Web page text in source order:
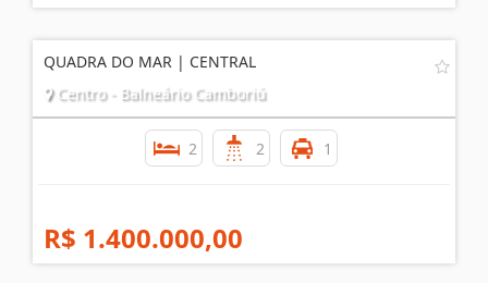
QUADRA DO MAR | CENTRAL
Centro - Balneário Camboriú
2 2 1
R$ 1.400.000,00